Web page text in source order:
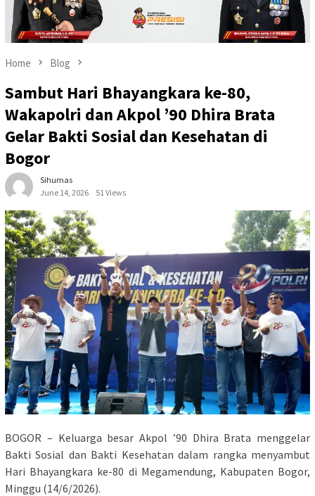
Home Blog
Sambut Hari Bhayangkara ke-80,
Wakapolri dan Akpol ’90 Dhira Brata
Gelar Bakti Sosial dan Kesehatan di
Bogor
Sihumas
June 14, 2026
51 Views
BOGOR – Keluarga besar Akpol ’90 Dhira Brata menggelar
Bakti Sosial dan Bakti Kesehatan dalam rangka menyambut
Hari Bhayangkara ke-80 di Megamendung, Kabupaten Bogor,
Minggu (14/6/2026).